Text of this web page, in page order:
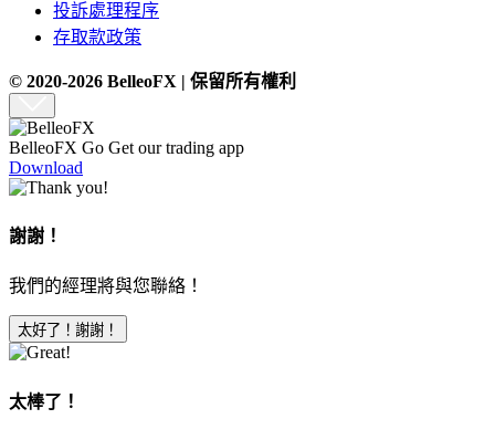
投訴處理程序
存取款政策
© 2020-2026 BelleoFX | 保留所有權利
BelleoFX Go Get our trading app
Download
謝謝！
我們的經理將與您聯絡！
太好了！謝謝！
太棒了！